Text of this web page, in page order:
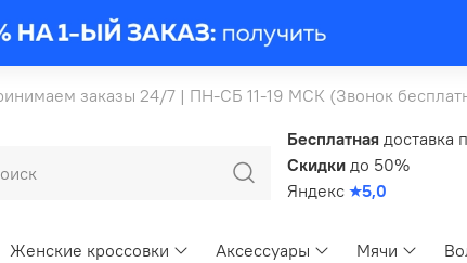
заказы 24/7 | ПН-СБ 11-19 МСК (Звонок
Бесплатная доставка
Скидки до 50%
Яндекс ★5,0
Женские кроссовки Аксессуары Мячи